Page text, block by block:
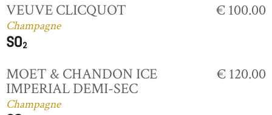
VEUVE CLICQUOT
Champagne
€ 100.00
MOET & CHANDON ICE
IMPERIAL DEMI-SEC
Champagne
€ 120.00